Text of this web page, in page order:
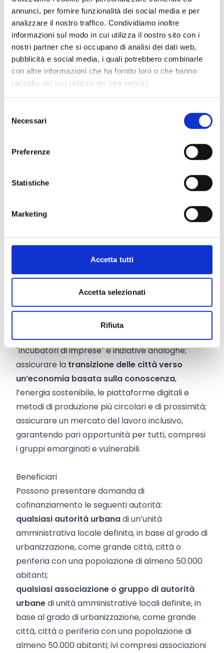
annunci, per fornire funzionalità dei social media e per
analizzare il nostro traffico. Condividiamo inoltre
informazioni sul modo in cui utilizza il nostro sito con i
nostri partner che si occupano di analisi dei dati web,
pubblicità e social media, i quali potrebbero combinarle
con altre informazioni che ha fornito loro o che hanno
raccolto dal suo utilizzo dei loro servizi.
delNecessari
Preferenze
Statistiche
Marketing
Accetta tutti
Accetta selezionati
Rifiuta
basati su partenariati pubblico-privato;limitare
gli sprechiattraverso l’utilizzo efficiente delle
risorse; promuovere soluzioni pensate per
migliorare accesso adalloggi economicamente
accessibilie soluzioni abitative adatte agli stili di
vita, adeguamento agli andamenti demografici e
sociali, inclusione, riduzione dello scarto sociale e
fisico tra i diversi gruppi che compongono la
società, dare risposte ai bisogni specifici dei
posti di lavoro e competenze nell'economia
l'economia locale a trarre vantaggio dal
costruzione di relazioni tra aziende locali e i
rispettivi soggetti interessati e di opportunità di
mercato sia a livello locale che di più ampio
innovative per affrontare le loro principali sfide e
migliorando l’interconnessione con mercati più
sviluppare una maggiore cultura
imprenditorialee incentivare alla creazione di
imprese innovative e sociali, promuovendo eco-
sistemi locali favorevoli, anche attraverso
"incubatori di imprese" e iniziative analoghe;
assicurare la transizione delle città verso
un’economia basata sulla conoscenza,
l’energia sostenibile, le piattaforme digitali e
metodi di produzione più circolari e di prossimità;
assicurare un mercato del lavoro inclusivo,
garantendo pari opportunità per tutti, compresi
i gruppi emarginati e vulnerabili.
Beneficiari
Possono presentare domanda di
cofinanziamento le seguenti autorità:
qualsiasi autorità urbanadi un’unità
amministrativa locale definita, in base al grado di
urbanizzazione, come grande città, città o
periferia con una popolazione di almeno 50.000
abitanti;
qualsiasi associazione o gruppo di autorità
urbanedi unità amministrative locali definite, in
base al grado di urbanizzazione, come grande
città, città o periferia con una popolazione di
almeno 50.000 abitanti; ivi compresi associazioni